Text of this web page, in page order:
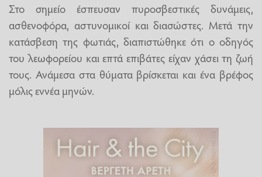
Στο σημείο έσπευσαν πυροσβεστικές δυνάμεις,
ασθενοφόρα, αστυνομικοί και διασώστες. Μετά την
κατάσβεση της φωτιάς, διαπιστώθηκε ότι ο οδηγός
του λεωφορείου και επτά επιβάτες είχαν χάσει τη ζωή
τους. Ανάμεσα στα θύματα βρίσκεται και ένα βρέφος
μόλις εννέα μηνών.